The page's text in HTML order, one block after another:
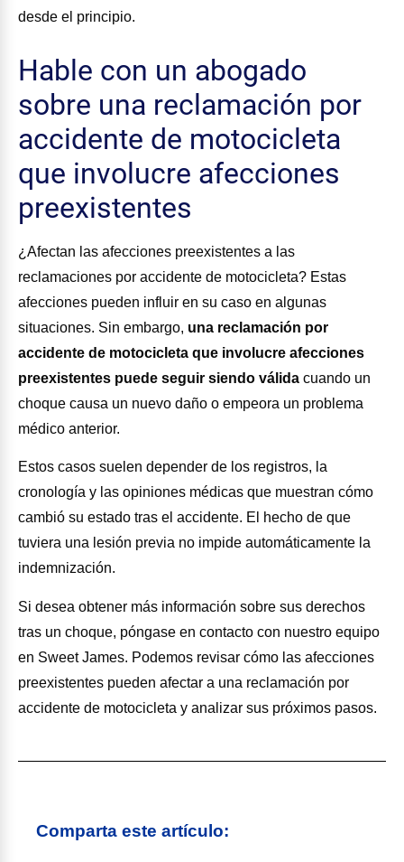
desde el principio.
Hable con un abogado
sobre una reclamación por
accidente de motocicleta
que involucre afecciones
preexistentes
¿Afectan las afecciones preexistentes a las
reclamaciones por accidente de motocicleta? Estas
afecciones pueden influir en su caso en algunas
situaciones. Sin embargo, una reclamación por
accidente de motocicleta que involucre afecciones
preexistentes puede seguir siendo válida cuando un
choque causa un nuevo daño o empeora un problema
médico anterior.
Estos casos suelen depender de los registros, la
cronología y las opiniones médicas que muestran cómo
cambió su estado tras el accidente. El hecho de que
tuviera una lesión previa no impide automáticamente la
indemnización.
Si desea obtener más información sobre sus derechos
tras un choque, póngase en contacto con nuestro equipo
en Sweet James. Podemos revisar cómo las afecciones
preexistentes pueden afectar a una reclamación por
accidente de motocicleta y analizar sus próximos pasos.
Comparta este artículo: